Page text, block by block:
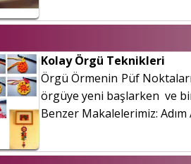
Kolay Örgü Teknikleri
Örgü Örmenin Püf
örgüye yeni başlarken ve
Benzer Makalelerimiz: